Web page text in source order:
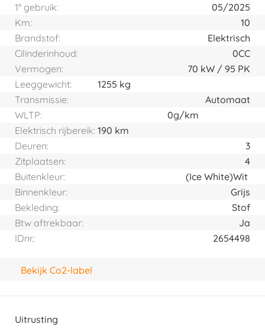
1° gebruik:
05/2025
Km:
10
Brandstof:
Elektrisch
Cilinderinhoud:
0CC
Vermogen:
70 kW 95 PK
Leeggewicht:
1255 kg
Transmissie:
Automaat
WLTP:
0g/km
Elektrisch rijbereik: 190 km
Deuren:
3
Zitplaatsen:
4
Buitenkleur:
Wit
(Ice White)
Binnenkleur:
Grijs
Bekleding:
Stof
Btw aftrekbaar:
Ja
IDnr.:
2654498
Bekijk Co2-label
Uitrusting